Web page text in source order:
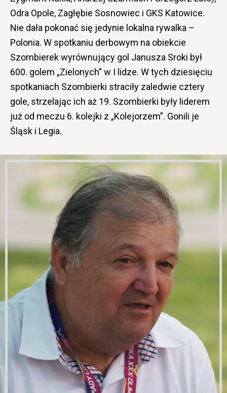
Odra Opole, Zagłębie Sosnowiec i GKS Katowice.
Nie dała pokonać się jedynie lokalna rywalka –
Polonia. W spotkaniu derbowym na obiekcie
Szombierek wyrównujący gol Janusza Sroki był
600. golem „Zielonych” w I lidze. W tych dziesięciu
spotkaniach Szombierki straciły zaledwie cztery
gole, strzelając ich aż 19. Szombierki były liderem
już od meczu 6. kolejki z „Kolejorzem”. Gonili je
Śląsk i Legia.